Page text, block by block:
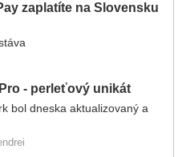
zaplatíte na Slovensku
- perleťový unikát
bol dneska aktualizovaný a